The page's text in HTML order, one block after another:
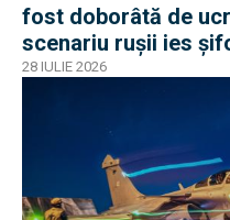
fost doborâtă de
scenariu rușii ies
28 IULIE 2026